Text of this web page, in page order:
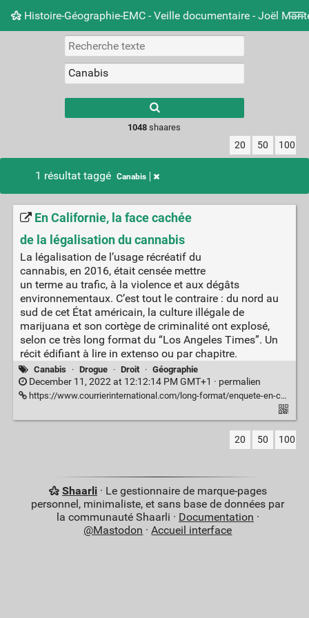
Histoire-Géographie-EMC - Veille documentaire - Joël
Nuage de tags Mur d'images
results.
1048 shaares
20 50 100
1 résultat taggé Canabis
En Californie, la face cachée
de la légalisation du cannabis
La légalisation de l’usage récréatif du
cannabis, en 2016, était censée mettre
un terme au trafic, à la violence et aux dégâts
environnementaux. C’est tout le contraire : du nord au
sud de cet État américain, la culture illégale de
marijuana et son cortège de criminalité ont explosé,
selon ce très long format du “Los Angeles Times”. Un
récit édifiant à lire in extenso ou par chapitre.
Canabis · Drogue · Droit · Géographie
December 11, 2022 at 12:12:14 PM GMT+1 · permalien
https://www.courrierinternational.com/long-format/enquete-en-californie-la-face-cachee-de-la-legalisation-du-cannabis
20 50 100
Shaarli· Le gestionnaire de marque-pages
personnel, minimaliste, et sans base de données par
la communauté Shaarli · Documentation ·
@Mastodon ·Accueil interface